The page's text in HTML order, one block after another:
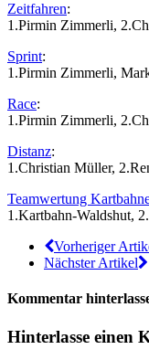
Zeitfahren:
1.Pirmin Zimmerli,
Sprint:
1.Pirmin Zimmerli,
Race:
1.Pirmin Zimmerli,
Distanz:
1.Christian Müller,
Teamwertung
1.Kartbahn-Waldshut,
Vorheriger
Nächster Artikel
Kommentar
Hinterlasse einen